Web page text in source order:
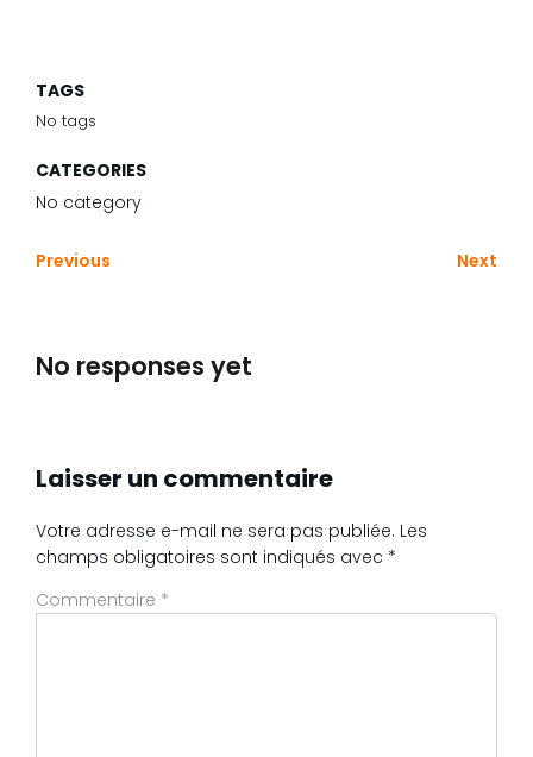
TAGS
No tags
CATEGORIES
No category
Previous Next
No responses yet
Laisser un commentaire
Votre adresse e-mail ne sera pas publiée. Les
champs obligatoires sont indiqués avec *
Commentaire *